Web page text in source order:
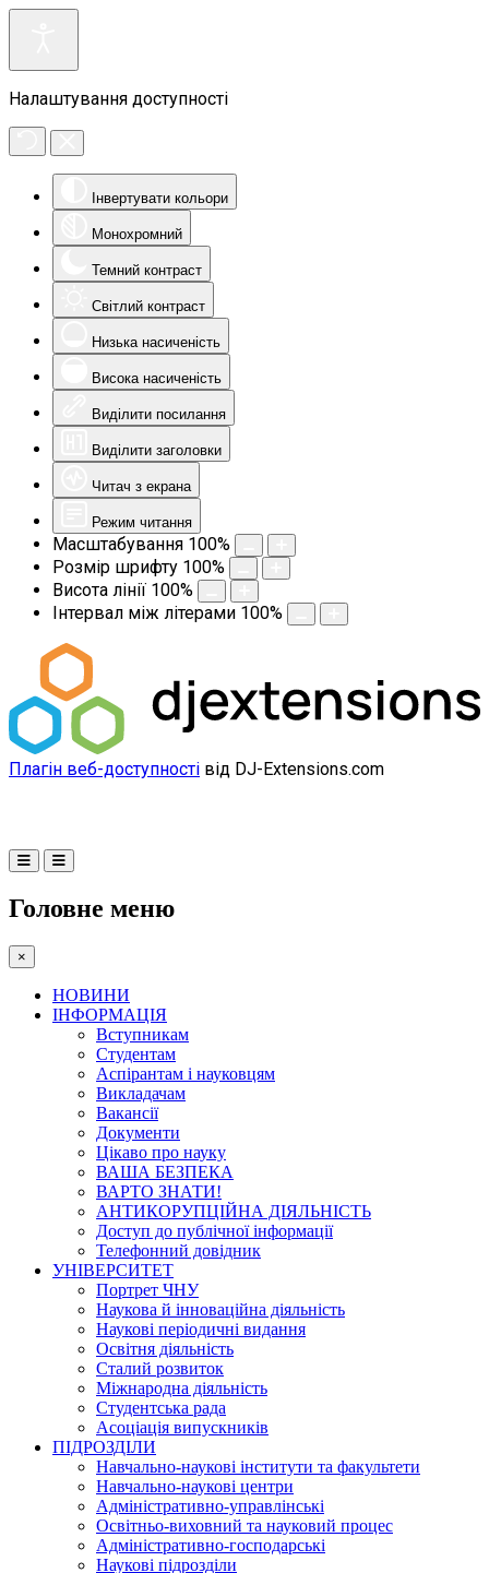
Налаштування доступності
Інвертувати кольори
Монохромний
Темний контраст
Світлий контраст
Низька насиченість
Висока насиченість
Виділити посилання
Виділити заголовки
Читач з екрана
Режим читання
Масштабування 100%
Розмір шрифту 100%
Висота лінії 100%
Інтервал між літерами 100%
Плагін веб-доступності від DJ-Extensions.com
Головне меню
×
НОВИНИ
ІНФОРМАЦІЯ
Вступникам
Студентам
Аспірантам і науковцям
Викладачам
Вакансії
Документи
Цікаво про науку
ВАША БЕЗПЕКА
ВАРТО ЗНАТИ!
АНТИКОРУПЦІЙНА ДІЯЛЬНІСТЬ
Доступ до публічної інформації
Телефонний довідник
УНІВЕРСИТЕТ
Портрет ЧНУ
Наукова й інноваційна діяльність
Наукові періодичні видання
Освітня діяльність
Сталий розвиток
Міжнародна діяльність
Студентська рада
Асоціація випускників
ПІДРОЗДІЛИ
Навчально-наукові інститути та факультети
Навчально-наукові центри
Адміністративно-управлінські
Освітньо-виховний та науковий процес
Адміністративно-господарські
Наукові підрозділи